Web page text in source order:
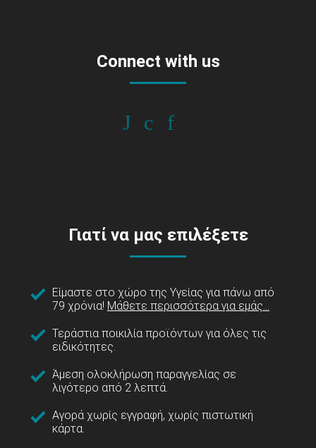
Connect with us
Γιατί να μας επιλέξετε
Είμαστε στο χώρο της Υγείας για πάνω από
79 χρόνια! Μάθετε περισσότερα για εμάς...
Τεράστια ποικιλία προϊόντων για όλες τις
ειδικότητες.
Άμεση ολοκλήρωση παραγγελίας σε
λιγότερο από 2 λεπτά.
Αγορά χωρίς εγγραφή, χωρίς πιστωτική
κάρτα.